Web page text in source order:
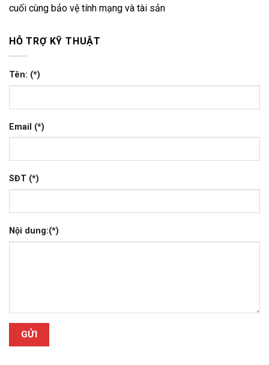
cuối cùng bảo vệ tính mạng và tài sản
HỖ TRỢ KỸ THUẬT
Tên: (*)
Email (*)
SĐT (*)
Nội dung:(*)